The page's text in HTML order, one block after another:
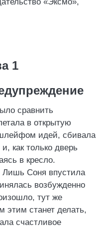
1
сравнить
в открытую
идей, сбивала
как только дверь
в кресло.
Лишь Соня впустила
возбужденно
тут же
этим станет делать,
счастливое